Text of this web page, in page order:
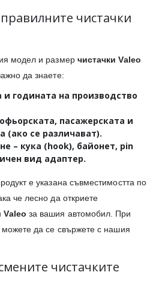
чистачки
модел и размер чистачки Valeo
да знаете:
годината на производство
пасажерската и
(ако се различават).
– кука (hook), байонет, pin
вид адаптер.
е указана съвместимостта по
че лесно да откриете
Valeo за вашия автомобил. При
да се свържете с нашия
чистачките